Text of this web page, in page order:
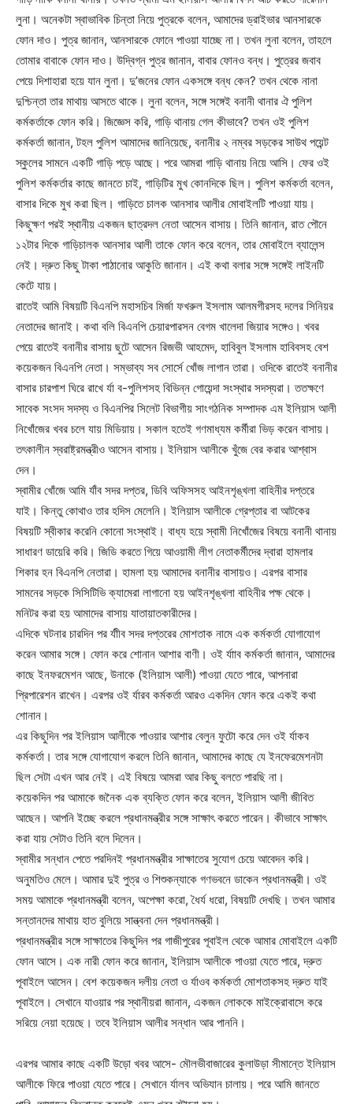
লুনা। অনেকটা স্বাভাবিক চিন্তা নিয়ে পুত্রকে বলেন, আমাদের ড্রাইভার আনসারকে
ফোন দাও। পুত্র জানান, আনসারকে ফোনে পাওয়া যাচ্ছে না। তখন লুনা বলেন, তাহলে
তোমার বাবাকে ফোন দাও। উদ্বিগ্ন পুত্র জানান, বাবার ফোনও বন্ধ। পুত্রের জবাব
পেয়ে দিশাহারা হয়ে যান লুনা। দু’জনের ফোন একসঙ্গে বন্ধ কেন? তখন থেকে নানা
দুশ্চিন্তা তার মাথায় আসতে থাকে। লুনা বলেন, সঙ্গে সঙ্গেই বনানী থানার ঐ পুলিশ
কর্মকর্তাকে ফোন করি। জিজ্ঞেস করি, গাড়ি থানায় গেল কীভাবে? তখন ওই পুলিশ
কর্মকর্তা জানান, টহল পুলিশ আমাদের জানিয়েছে, বনানীর ২ নম্বর সড়কের সাউথ পয়েন্ট
স্কুলের সামনে একটি গাড়ি পড়ে আছে। পরে আমরা গাড়ি থানায় নিয়ে আসি। ফের ওই
পুলিশ কর্মকর্তার কাছে জানতে চাই, গাড়িটির মুখ কোনদিকে ছিল। পুলিশ কর্মকর্তা বলেন,
বাসার দিকে মুখ করা ছিল। গাড়িতে চালক আনসার আলীর মোবাইলটি পাওয়া যায়।
কিছুক্ষণ পরই স্থানীয় একজন ছাত্রদল নেতা আসেন বাসায়। তিনি জানান, রাত পৌনে
১২টার দিকে গাড়িচালক আনসার আলী তাকে ফোন করে বলেন, তার মোবাইলে ব্যালেন্স
নেই। দ্রুত কিছু টাকা পাঠানোর আকুতি জানান। এই কথা বলার সঙ্গে সঙ্গেই লাইনটি
কেটে যায়।
রাতেই আমি বিষয়টি বিএনপি মহাসচিব মির্জা ফখরুল ইসলাম আলমগীরসহ দলের সিনিয়র
নেতাদের জানাই। কথা বলি বিএনপি চেয়ারপারসন বেগম খালেদা জিয়ার সঙ্গেও। খবর
পেয়ে রাতেই বনানীর বাসায় ছুটে আসেন রিজভী আহমেদ, হাবিবুল ইসলাম হাবিবসহ বেশ
কয়েকজন বিএনপি নেতা। সম্ভাব্য সব সোর্সে খোঁজ লাগান তারা। ওদিকে রাতেই বনানীর
বাসার চারপাশ ঘিরে রাখে র্যা ব-পুলিশসহ বিভিন্ন গোয়েন্দা সংস্থার সদস্যরা। ততক্ষণে
সাবেক সংসদ সদস্য ও বিএনপির সিলেট বিভাগীয় সাংগঠনিক সম্পাদক এম ইলিয়াস আলী
নিখোঁজের খবর চলে যায় মিডিয়ায়। সকাল হতেই গণমাধ্যম কর্মীরা ভিড় করেন বাসায়।
তৎকালীন স্বরাষ্ট্রমন্ত্রীও আসেন বাসায়। ইলিয়াস আলীকে খুঁজে বের করার আশ্বাস
দেন।
স্বামীর খোঁজে আমি র্যাঁব সদর দপ্তর, ডিবি অফিসসহ আইনশৃঙ্খলা বাহিনীর দপ্তরে
যাই। কিন্তু কোথাও তার হদিস মেলেনি। ইলিয়াস আলীকে গ্রেপ্তার বা আটকের
বিষয়টি স্বীকার করেনি কোনো সংস্থাই। বাধ্য হয়ে স্বামী নিখোঁজের বিষয়ে বনানী থানায়
সাধারণ ডায়েরি করি। জিডি করতে গিয়ে আওয়ামী লীগ নেতাকর্মীদের দ্বারা হামলার
শিকার হন বিএনপি নেতারা। হামলা হয় আমাদের বনানীর বাসায়ও। এরপর বাসার
সামনের সড়কে সিসিটিভি ক্যামেরা লাগানো হয় আইনশৃঙ্খলা বাহিনীর পক্ষ থেকে।
মনিটর করা হয় আমাদের বাসায় যাতায়াতকারীদের।
এদিকে ঘটনার চারদিন পর র্যাীব সদর দপ্তরের মোশতাক নামে এক কর্মকর্তা যোগাযোগ
করেন আমার সঙ্গে। ফোন করে শোনান আশার বাণী। ওই র্যাাব কর্মকর্তা জানান, আমাদের
কাছে ইনফরমেশন আছে, উনাকে (ইলিয়াস আলী) পাওয়া যেতে পারে, আপনারা
প্রিপারেশন রাখেন। এরপর ওই র্যারব কর্মকর্তা আরও একদিন ফোন করে একই কথা
শোনান।
এর কিছুদিন পর ইলিয়াস আলীকে পাওয়ার আশার বেলুন ফুটো করে দেন ওই র্যাকব
কর্মকর্তা। তার সঙ্গে যোগাযোগ করলে তিনি জানান, আমাদের কাছে যে ইনফেরমেশনটা
ছিল সেটা এখন আর নেই। এই বিষয়ে আমরা আর কিছু বলতে পারছি না।
কয়েকদিন পর আমাকে জনৈক এক ব্যক্তি ফোন করে বলেন, ইলিয়াস আলী জীবিত
আছেন। আপনি ইচ্ছে করলে প্রধানমন্ত্রীর সঙ্গে সাক্ষাৎ করতে পারেন। কীভাবে সাক্ষাৎ
করা যায় সেটাও তিনি বলে দিলেন।
স্বামীর সন্ধান পেতে পরদিনই প্রধানমন্ত্রীর সাক্ষাতের সুযোগ চেয়ে আবেদন করি।
অনুমতিও মেলে। আমার দুই পুত্র ও শিশুকন্যাকে গণভবনে ডাকেন প্রধানমন্ত্রী। ওই
সময় আমাকে প্রধানমন্ত্রী বলেন, অপেক্ষা করো, ধৈর্য ধরো, বিষয়টি দেখছি। তখন আমার
সন্তানদের মাথায় হাত বুলিয়ে সান্ত্বনা দেন প্রধানমন্ত্রী।
প্রধানমন্ত্রীর সঙ্গে সাক্ষাতের কিছুদিন পর গাজীপুরের পূবাইল থেকে আমার মোবাইলে একটি
ফোন আসে। এক নারী ফোন করে জানান, ইলিয়াস আলীকে পাওয়া যেতে পারে, দ্রুত
পূবাইলে আসেন। বেশ কয়েকজন দলীয় নেতা ও র্যাওব কর্মকর্তা মোশতাকসহ দ্রুত যাই
পূবাইলে। সেখানে যাওয়ার পর স্থানীয়রা জানান, একজন লোককে মাইক্রোবাসে করে
সরিয়ে নেয়া হয়েছে। তবে ইলিয়াস আলীর সন্ধান আর পাননি।
এরপর আমার কাছে একটি উড়ো খবর আসে- মৌলভীবাজারের কুলাউড়া সীমান্তে ইলিয়াস
আলীকে ফিরে পাওয়া যেতে পারে। সেখানে র্যালব অভিযান চালায়। পরে আমি জানতে